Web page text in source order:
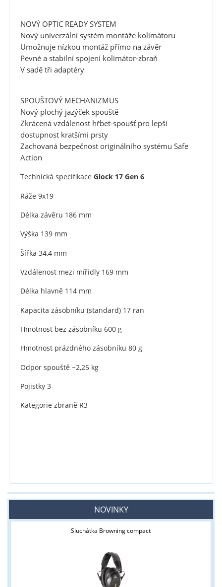
NOVÝ OPTIC READY SYSTEM
Nový univerzální systém montáže kolimátoru
Umožnuje nízkou montáž přímo na závěr
Pevné a stabilní spojení kolimátor-zbraň
V sadě tři adaptéry
SPOUŠTOVÝ MECHANIZMUS
Nový plochý jazýček spouště
Zkrácená vzdálenost hřbet-spoušť pro lepší
dostupnost kratšími prsty
Zachovaná bezpečnost originálního systému Safe
Action
Technická specifikace Glock 17 Gen 6
Ráže 9x19
Délka závěru 186 mm
Výška 139 mm
Šířka 34,4 mm
Vzdálenost mezi mířidly 169 mm
Délka hlavně 114 mm
Kapacita zásobníku (standard) 17 ran
Hmotnost bez zásobníku 600 g
Hmotnost prázdného zásobníku 80 g
Odpor spouště ~2,25 kg
Pojistky 3
Kategorie zbraně R3
NOVINKY
Sluchátka Browning compact
Tyto stránky jsou určeny pouze odborné veřejnosti od 18 let a
podnikatelům v oblasti zbraně a střelivo. Splňujete tyto
podmínky?